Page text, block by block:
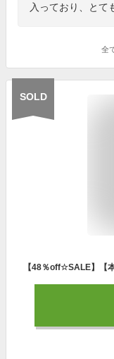
入っており、とて
全
SOLD